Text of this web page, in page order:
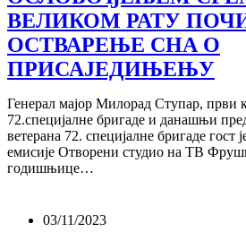
ВЕЛИКОМ РАТУ
ОСТВАРЕЊЕ СНА О
ПРИСАЈЕДИЊЕЊУ
Генерал мајор Милорад Ступар, први
72.специјалне бригаде и данашњи
ветерана 72. специјалне бригаде гост
емисије Отворени студио на ТВ
годишњице…
03/11/2023